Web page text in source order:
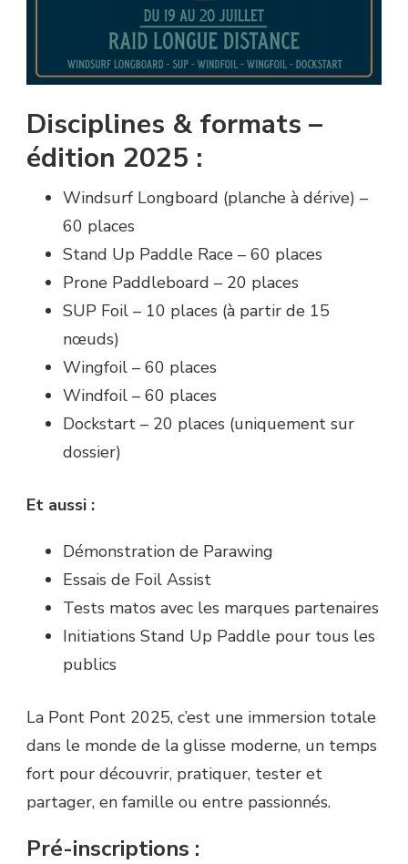
Disciplines & formats –
édition 2025 :
Windsurf Longboard (planche à dérive) –
60 places
Stand Up Paddle Race – 60 places
Prone Paddleboard – 20 places
SUP Foil – 10 places (à partir de 15
nœuds)
Wingfoil – 60 places
Windfoil – 60 places
Dockstart – 20 places (uniquement sur
dossier)
Et aussi :
Démonstration de Parawing
Essais de Foil Assist
Tests matos avec les marques partenaires
Initiations Stand Up Paddle pour tous les
publics
La Pont Pont 2025, c’est une immersion totale
dans le monde de la glisse moderne, un temps
fort pour découvrir, pratiquer, tester et
partager, en famille ou entre passionnés.
Pré-inscriptions :